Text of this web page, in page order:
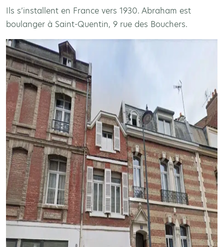
Ils s’installent en France vers 1930. Abraham est
boulanger à Saint-Quentin, 9 rue des Bouchers.